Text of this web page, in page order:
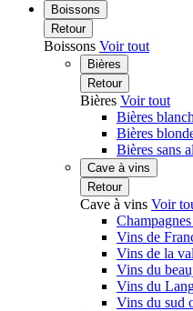
Boissons
Retour
Boissons Voir tout
Bières
Retour
Bières Voir tout
Bières
Bières
Bières sans
Cave à vins
Retour
Cave à vins Voir
Vins de
Vins de la
Vins du
Vins du
Vins du sud